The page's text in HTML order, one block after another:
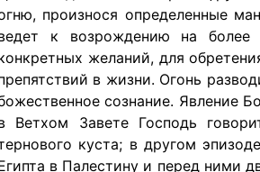
произнося определенные
к возрождению на более
желаний, для
в жизни. Огонь
сознание. Явление
Ветхом Завете Господь
куста; в другом
в Палестину и перед ними